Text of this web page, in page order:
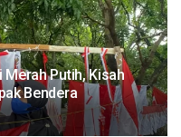
Merah Putih, Kisah
Bendera